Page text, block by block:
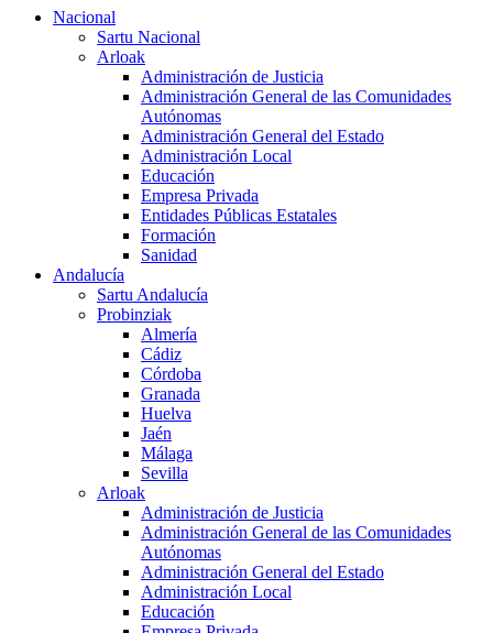
Nacional
Sartu Nacional
Arloak
Administración de Justicia
Administración General de las Comunidades
Autónomas
Administración General del Estado
Administración Local
Educación
Empresa Privada
Entidades Públicas Estatales
Formación
Sanidad
Andalucía
Sartu Andalucía
Probinziak
Almería
Cádiz
Córdoba
Granada
Huelva
Jaén
Málaga
Sevilla
Arloak
Administración de Justicia
Administración General de las Comunidades
Autónomas
Administración General del Estado
Administración Local
Educación